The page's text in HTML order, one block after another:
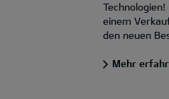
einem
den neuen
Mehr